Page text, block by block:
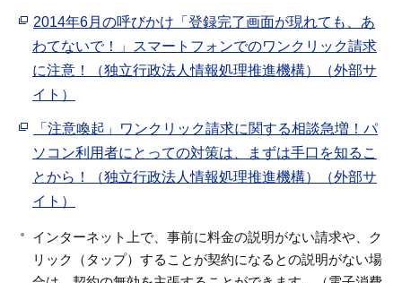
2014年6月の呼びかけ「登録完了画面が現れても、あ
わてないで！」スマートフォンでのワンクリック請求
に注意！（独立行政法人情報処理推進機構）（外部サ
イト）
「注意喚起」ワンクリック請求に関する相談急増！パ
ソコン利用者にとっての対策は、まずは手口を知るこ
とから！（独立行政法人情報処理推進機構）（外部サ
イト）
インターネット上で、事前に料金の説明がない請求や、ク
リック（タップ）することが契約になるとの説明がない場